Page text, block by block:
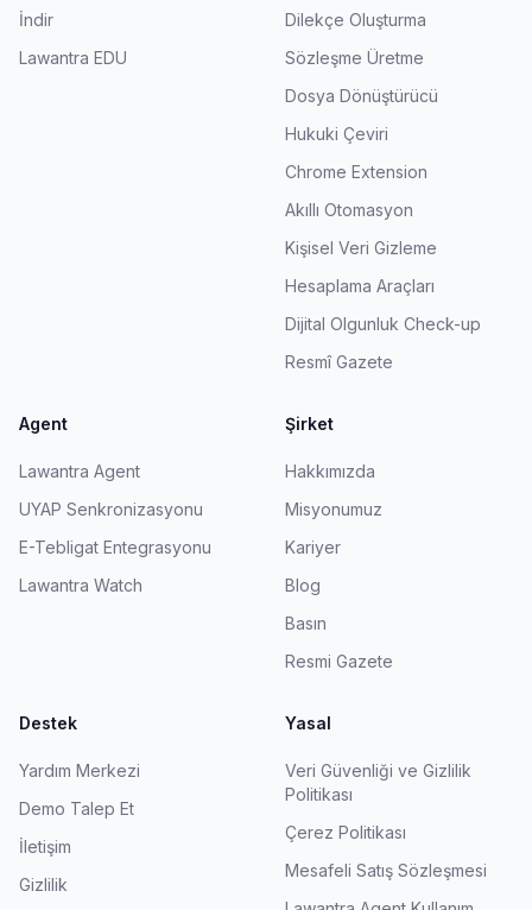
İndir
Lawantra EDU
Dilekçe Oluşturma
Sözleşme Üretme
Dosya Dönüştürücü
Hukuki Çeviri
Chrome Extension
Akıllı Otomasyon
Kişisel Veri Gizleme
Hesaplama Araçları
Dijital Olgunluk Check-up
Resmî Gazete
Agent
Lawantra Agent
UYAP Senkronizasyonu
E-Tebligat Entegrasyonu
Lawantra Watch
Şirket
Hakkımızda
Misyonumuz
Kariyer
Blog
Basın
Resmi Gazete
Destek
Yardım Merkezi
Demo Talep Et
İletişim
Gizlilik
Yasal
Veri Güvenliği ve Gizlilik
Politikası
Çerez Politikası
Mesafeli Satış Sözleşmesi